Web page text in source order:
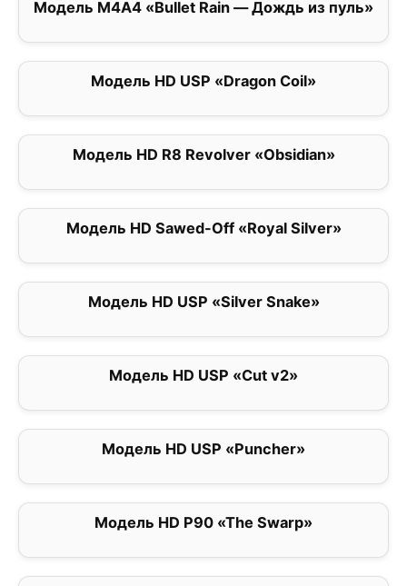
0
Модель M4A4 «Bullet Rain — Дождь из пуль»
Модель HD USP «Dragon Coil»
Модель HD R8 Revolver «Obsidian»
Модель HD Sawed-Off «Royal Silver»
Модель HD USP «Silver Snake»
Модель HD USP «Cut v2»
Модель HD USP «Puncher»
Модель HD P90 «The Swarp»